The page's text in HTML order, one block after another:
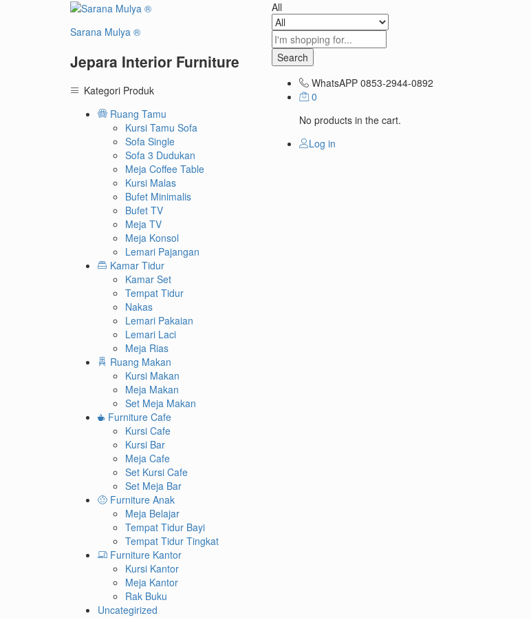
Sarana Mulya ®
Jepara Interior Furniture
Kategori Produk
Ruang Tamu
Kursi Tamu Sofa
Sofa Single
Sofa 3 Dudukan
Meja Coffee Table
Kursi Malas
Bufet Minimalis
Bufet TV
Meja TV
Meja Konsol
Lemari Pajangan
Kamar Tidur
Kamar Set
Tempat Tidur
Nakas
Lemari Pakaian
Lemari Laci
Meja Rias
Ruang Makan
Kursi Makan
Meja Makan
Set Meja Makan
Furniture Cafe
Kursi Cafe
Kursi Bar
Meja Cafe
Set Kursi Cafe
Set Meja Bar
Furniture Anak
Meja Belajar
Tempat Tidur Bayi
Tempat Tidur Tingkat
Furniture Kantor
Kursi Kantor
Meja Kantor
Rak Buku
Uncategirized
All
Search
WhatsAPP 0853-2944-0892
0
No products in the cart.
Log in